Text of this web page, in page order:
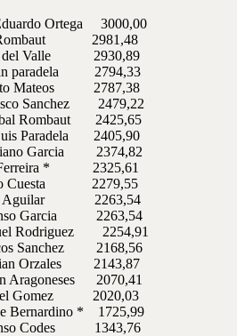
Ortega 3000,00
Rombaut 2981,48
del Valle 2930,89
paradela 2794,33
Mateos 2787,38
Sanchez 2479,22
Rombaut 2425,65
Paradela 2405,90
Garcia 2374,82
Ferreira * 2325,61
Cuesta 2279,55
Aguilar 2263,54
Garcia 2263,54
Rodriguez 2254,91
Sanchez 2168,56
Orzales 2143,87
Aragoneses 2070,41
Gomez 2020,03
Bernardino * 1725,99
Codes 1343,76